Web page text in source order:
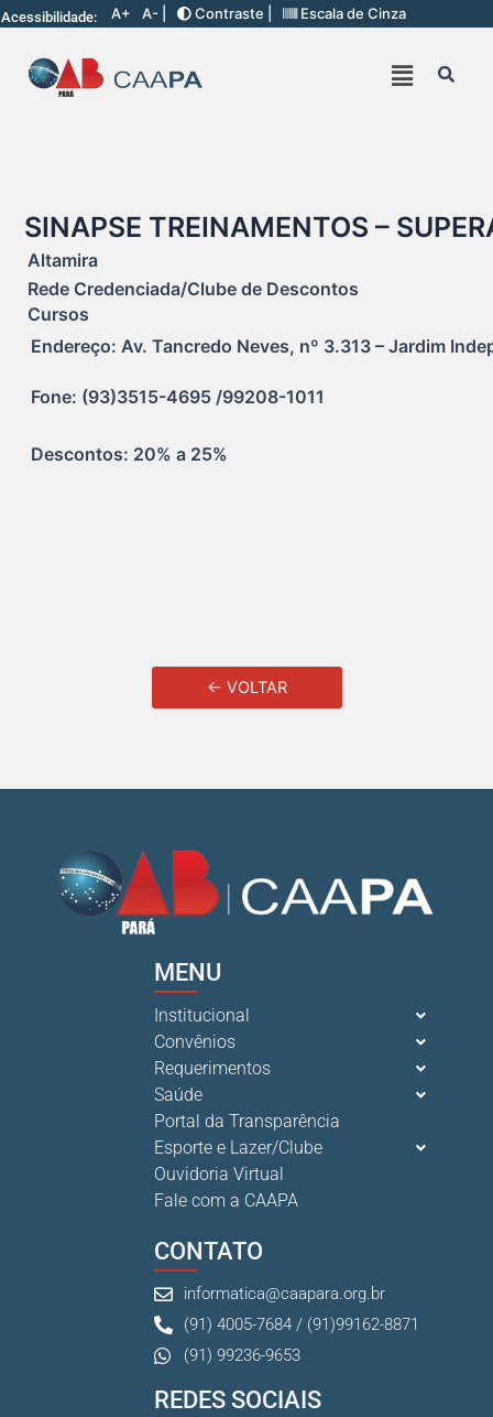
Acessibilidade: A+ A- | Contraste | Escala de Cinza
SINAPSE TREINAMENTOS –
Altamira
Rede Credenciada/Clube de Descontos
Cursos
Endereço: Av. Tancredo Neves, nº 3.313 – Jardim
Fone: (93)3515-4695 /99208-1011
Descontos: 20% a 25%
← VOLTAR
MENU
Institucional
Convênios
Requerimentos
Saúde
Portal da Transparência
Esporte e Lazer/Clube
Ouvidoria Virtual
Fale com a CAAPA
CONTATO
informatica@caapara.org.br
(91) 4005-7684 / (91)99162-8871
(91) 99236-9653
REDES SOCIAIS